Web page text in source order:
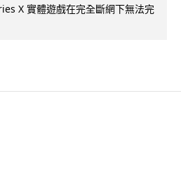
X 實體遊戲在完全斷網下無法完